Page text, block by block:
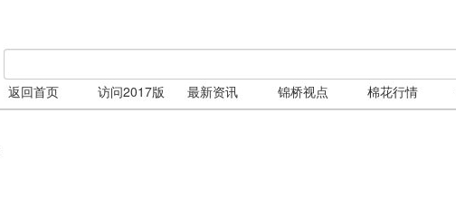
返回首页 访问2017版 最新资讯 锦桥视点 棉花行情